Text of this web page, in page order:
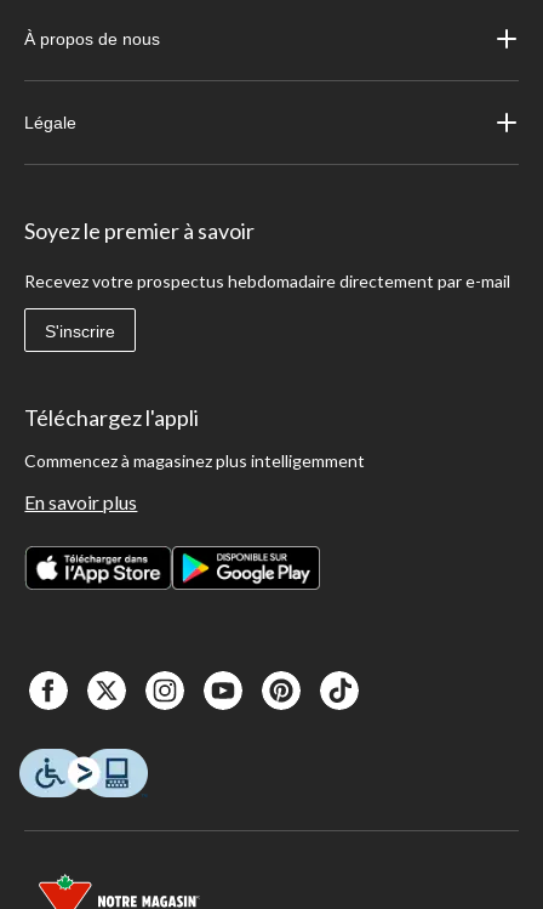
À propos de nous
Légale
Soyez le premier à savoir
Recevez votre prospectus hebdomadaire directement par e-mail
S'inscrire
Téléchargez l'appli
Commencez à magasinez plus intelligemment
En savoir plus